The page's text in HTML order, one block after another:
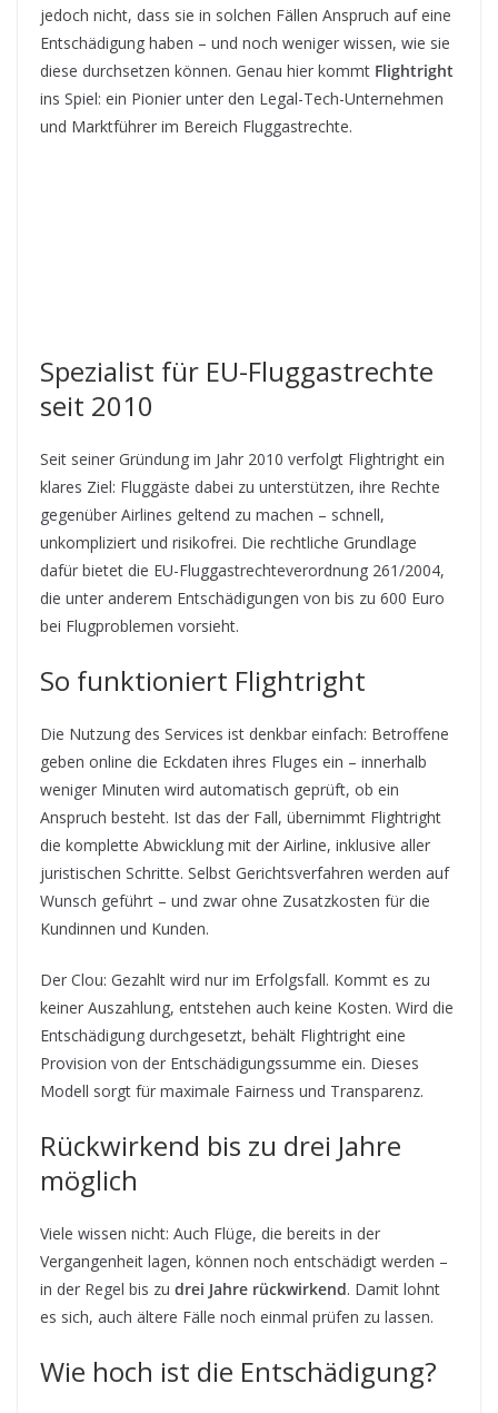
jedoch nicht, dass sie in solchen Fällen Anspruch auf eine
Entschädigung haben – und noch weniger wissen, wie sie
diese durchsetzen können. Genau hier kommt Flightright
ins Spiel: ein Pionier unter den Legal-Tech-Unternehmen
und Marktführer im Bereich Fluggastrechte.
Spezialist für EU-Fluggastrechte
seit 2010
Seit seiner Gründung im Jahr 2010 verfolgt Flightright ein
klares Ziel: Fluggäste dabei zu unterstützen, ihre Rechte
gegenüber Airlines geltend zu machen – schnell,
unkompliziert und risikofrei. Die rechtliche Grundlage
dafür bietet die EU-Fluggastrechteverordnung 261/2004,
die unter anderem Entschädigungen von bis zu 600 Euro
bei Flugproblemen vorsieht.
So funktioniert Flightright
Die Nutzung des Services ist denkbar einfach: Betroffene
geben online die Eckdaten ihres Fluges ein – innerhalb
weniger Minuten wird automatisch geprüft, ob ein
Anspruch besteht. Ist das der Fall, übernimmt Flightright
die komplette Abwicklung mit der Airline, inklusive aller
juristischen Schritte. Selbst Gerichtsverfahren werden auf
Wunsch geführt – und zwar ohne Zusatzkosten für die
Kundinnen und Kunden.
Der Clou: Gezahlt wird nur im Erfolgsfall. Kommt es zu
keiner Auszahlung, entstehen auch keine Kosten. Wird die
Entschädigung durchgesetzt, behält Flightright eine
Provision von der Entschädigungssumme ein. Dieses
Modell sorgt für maximale Fairness und Transparenz.
Rückwirkend bis zu drei Jahre
möglich
Viele wissen nicht: Auch Flüge, die bereits in der
Vergangenheit lagen, können noch entschädigt werden –
in der Regel bis zu drei Jahre rückwirkend. Damit lohnt
es sich, auch ältere Fälle noch einmal prüfen zu lassen.
Wie hoch ist die Entschädigung?